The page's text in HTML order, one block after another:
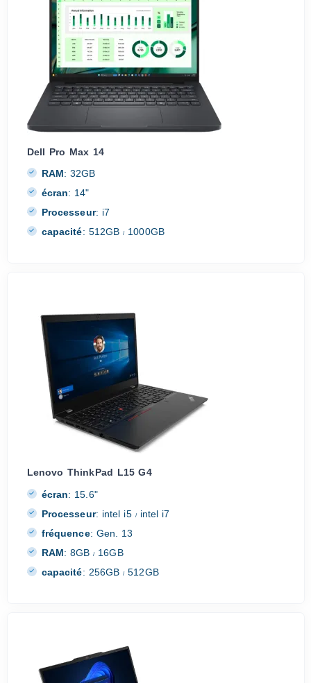
Dell Pro Max 14
RAM: 32GB
écran: 14"
Processeur: i7
capacité: 512GB/ 1000GB
Lenovo ThinkPad L15 G4
écran: 15.6"
Processeur: intel i5 /intel i7
fréquence: Gen. 13
RAM: 8GB/ 16GB
capacité: 256GB/ 512GB